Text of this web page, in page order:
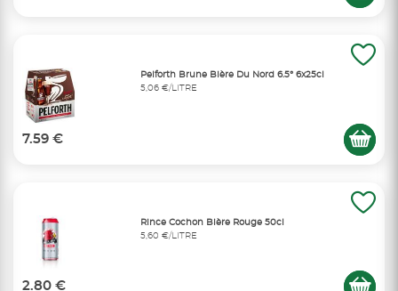
Pelforth Brune Bière Du Nord 6.5° 6x25cl
5,06 €/LITRE
7.59 €
Rince Cochon Bière Rouge 50cl
5,60 €/LITRE
2.80 €